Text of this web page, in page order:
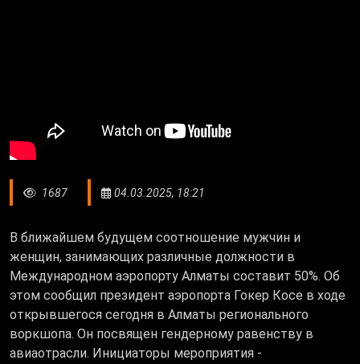
1687 04.03.2025, 18:21
В ближайшем будущем соотношение мужчин и
женщин, занимающих различные должности в
Международном аэропорту Алматы составит 50%. Об
этом сообщил президент аэропорта Гокер Косе в ходе
открывшегося сегодня в Алматы регионального
воркшопа. Он посвящен гендерному равенству в
авиаотрасли. Инициаторы мероприятия -